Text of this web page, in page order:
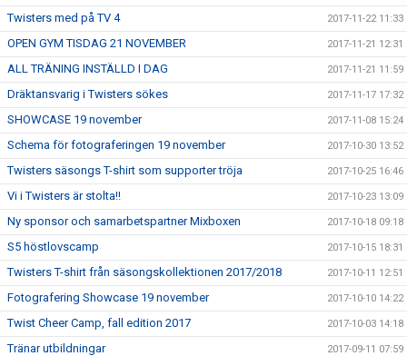
Twisters med på TV 4 2017-11-22 11:33
OPEN GYM TISDAG 21 NOVEMBER 2017-11-21 12:31
ALL TRÄNING INSTÄLLD I DAG 2017-11-21 11:59
Dräktansvarig i Twisters sökes 2017-11-17 17:32
SHOWCASE 19 november 2017-11-08 15:24
Schema för fotograferingen 19 november 2017-10-30 13:52
Twisters säsongs T-shirt som supporter tröja 2017-10-25 16:46
Vi i Twisters är stolta!! 2017-10-23 13:09
Ny sponsor och samarbetspartner Mixboxen 2017-10-18 09:18
S5 höstlovscamp 2017-10-15 18:31
Twisters T-shirt från säsongskollektionen 2017/2018 2017-10-11 12:51
Fotografering Showcase 19 november 2017-10-10 14:22
Twist Cheer Camp, fall edition 2017 2017-10-03 14:18
Tränar utbildningar 2017-09-11 07:59